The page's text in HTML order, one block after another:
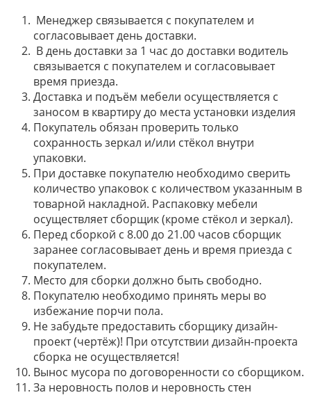
Менеджер связывается с покупателем и
согласовывает день доставки.
В день доставки за 1 час до доставки водитель
связывается с покупателем и согласовывает
время приезда.
Доставка и подъём мебели осуществляется с
заносом в квартиру до места установки изделия
Покупатель обязан проверить только
сохранность зеркал и/или стёкол внутри
упаковки.
При доставке покупателю необходимо сверить
количество упаковок с количеством указанным в
товарной накладной. Распаковку мебели
осуществляет сборщик (кроме стёкол и зеркал).
Перед сборкой с 8.00 до 21.00 часов сборщик
заранее согласовывает день и время приезда с
покупателем.
Место для сборки должно быть свободно.
Покупателю необходимо принять меры во
избежание порчи пола.
Не забудьте предоставить сборщику дизайн-
проект (чертёж)! При отсутствии дизайн-проекта
сборка не осуществляется!
Вынос мусора по договоренности со сборщиком.
За неровность полов и неровность стен